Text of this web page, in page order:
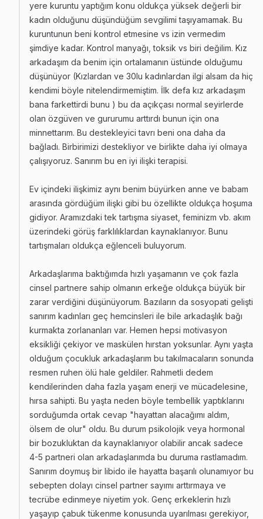
yere kuruntu yaptığım konu oldukça yüksek değerli bir
kadın olduğunu düşündüğüm sevgilimi taşıyamamak. Bu
kuruntunun beni kontrol etmesine vs izin vermedim
şimdiye kadar. Kontrol manyağı, toksik vs biri değilim. Kız
arkadaşım da benim için ortalamanın üstünde olduğumu
düşünüyor (Kızlardan ve 30lu kadınlardan ilgi alsam da hiç
kendimi böyle nitelendirmemiştim. İlk defa kız arkadaşım
bana farkettirdi bunu ) bu da açıkçası normal seyirlerde
olan özgüven ve gururumu arttırdı bunun için ona
minnettarım. Bu destekleyici tavrı beni ona daha da
bağladı. Birbirimizi destekliyor ve birlikte daha iyi olmaya
çalışıyoruz. Sanırım bu en iyi ilişki terapisi.
Ev içindeki ilişkimiz aynı benim büyürken anne ve babam
arasında gördüğüm ilişki gibi bu özellikte oldukça hoşuma
gidiyor. Aramızdaki tek tartışma siyaset, feminizm vb. akım
üzerindeki görüş farklılıklardan kaynaklanıyor. Bunu
tartışmaları oldukça eğlenceli buluyorum.
Arkadaşlarıma baktığımda hızlı yaşamanın ve çok fazla
cinsel partnere sahip olmanın erkeğe oldukça büyük bir
zarar verdiğini düşünüyorum. Bazıların da sosyopati gelişti
sanırım kadınları geç hemcinsleri ile bile arkadaşlık bağı
kurmakta zorlananları var. Hemen hepsi motivasyon
eksikliği çekiyor ve maskülen hırstan yoksunlar. Aynı yaşta
olduğum çocukluk arkadaşlarım bu takılmacaların sonunda
resmen ruhen ölü hale geldiler. Rahmetli dedem
kendilerinden daha fazla yaşam enerji ve mücadelesine,
hırsa sahipti. Bu yaşta neden böyle tembellik yaptıklarını
sorduğumda ortak cevap "hayattan alacağımı aldım,
ölsem de olur" oldu. Bu durum psikolojik veya hormonal
bir bozukluktan da kaynaklanıyor olabilir ancak sadece
4-5 partneri olan arkadaşlarımda bu duruma rastlamadım.
Sanırım doymuş bir libido ile hayatta başarılı olunamıyor bu
sebepten dolayı cinsel partner sayımı arttırmaya ve
tecrübe edinmeye niyetim yok. Genç erkeklerin hızlı
yaşayıp çabuk tükenme konusunda uyarılması gerekiyor,